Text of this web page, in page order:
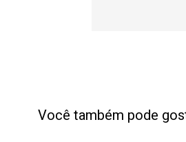
Você também pode